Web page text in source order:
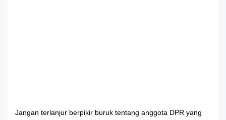
Jangan terlanjur berpikir buruk tentang anggota DPR yang